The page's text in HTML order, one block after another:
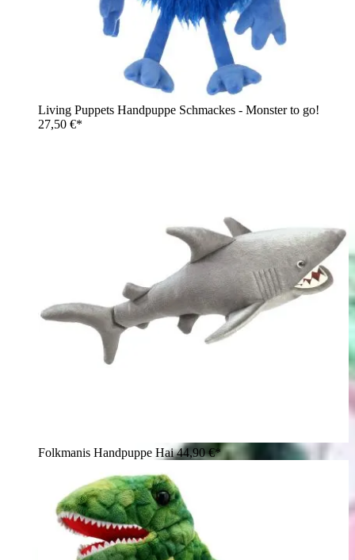
Living Puppets Handpuppe Schmackes - Monster to go!
27,50 €*
Folkmanis Handpuppe Hai44,90 €*